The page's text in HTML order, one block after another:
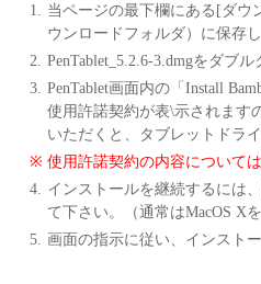
1. 当ページの最下欄にある[ダウ
ウンロードフォルダ）に保存し
2. PenTablet_5.2.6-3.dmgをダブ
3. PenTablet画面内の「Install
使用許諾契約が表\示されます
いただくと、タブレットドラ
※ 使用許諾契約の内容について
4. インストールを継続するには
て下さい。（通常はMacOS X
5. 画面の指示に従い、インスト